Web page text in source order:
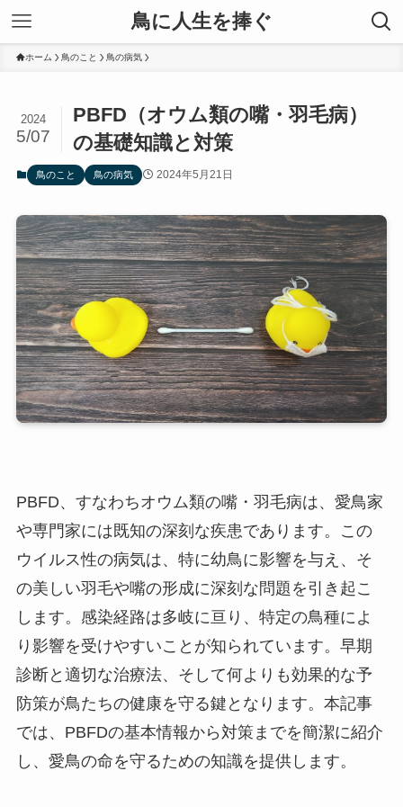
鳥に人生を捧ぐ
ホーム 鳥のこと 鳥の病気
PBFD（オウム類の嘴・羽毛病）
の基礎知識と対策
2024
5/07
鳥のこと 鳥の病気 2024年5月21日
PBFD、すなわちオウム類の嘴・羽毛病は、愛鳥家
や専門家には既知の深刻な疾患であります。この
ウイルス性の病気は、特に幼鳥に影響を与え、そ
の美しい羽毛や嘴の形成に深刻な問題を引き起こ
します。感染経路は多岐に亘り、特定の鳥種によ
り影響を受けやすいことが知られています。早期
診断と適切な治療法、そして何よりも効果的な予
防策が鳥たちの健康を守る鍵となります。本記事
では、PBFDの基本情報から対策までを簡潔に紹介
し、愛鳥の命を守るための知識を提供します。